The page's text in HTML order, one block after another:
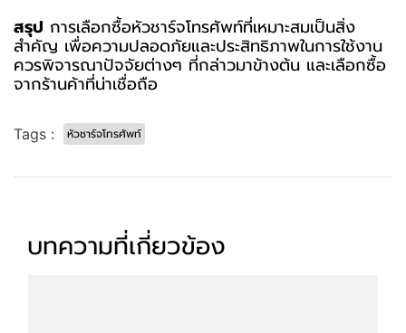
สรุป การเลือกซื้อหัวชาร์จโทรศัพท์ที่เหมาะสมเป็นสิ่ง
สำคัญ เพื่อความปลอดภัยและประสิทธิภาพในการใช้งาน
ควรพิจารณาปัจจัยต่างๆ ที่กล่าวมาข้างต้น และเลือกซื้อ
จากร้านค้าที่น่าเชื่อถือ
Tags : หัวชาร์จโทรศัพท์
บทความที่เกี่ยวข้อง